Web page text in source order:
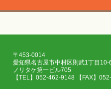
〒453-0014
愛知県名古屋市中村区則武1丁目
ノリタケ第一ビル705
【TEL】052-462-9148 【FAX】